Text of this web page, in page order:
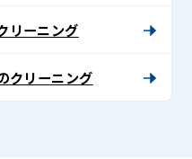
リーニング
クリーニング